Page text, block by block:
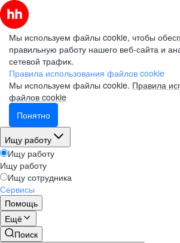
Мы используем файлы cookie, чтобы
правильную работу нашего веб-сайта и
сетевой трафик.
Правила использования файлов cookie
Мы используем файлы cookie. Правила
файлов cookie
Понятно
Ищу работу
Ищу работу
Ищу работу
Ищу сотрудника
Сервисы
Помощь
Ещё
Поиск